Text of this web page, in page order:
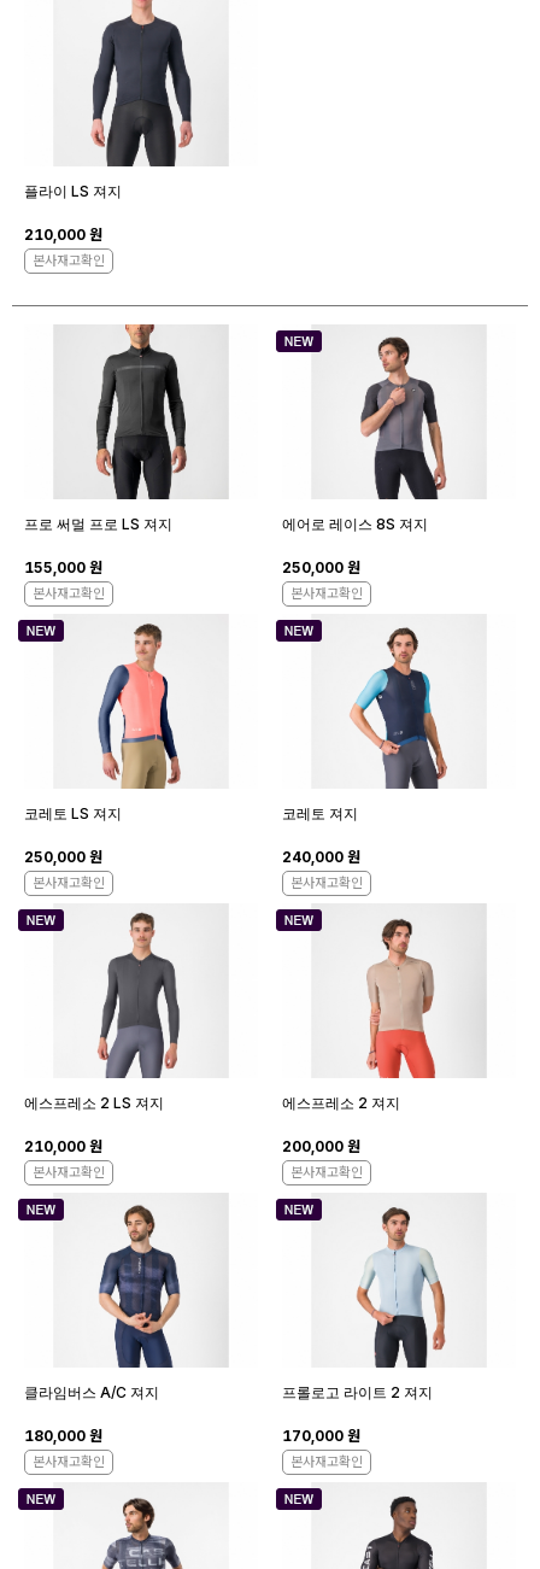
플라이 LS 져지
210,000 원
본사재고확인
프로 써멀 프로 LS 져지
155,000 원
본사재고확인
에어로 레이스 8S 져지
250,000 원
본사재고확인
코레토 LS 져지
250,000 원
본사재고확인
코레토 져지
240,000 원
본사재고확인
에스프레소 2 LS 져지
210,000 원
본사재고확인
에스프레소 2 져지
200,000 원
본사재고확인
클라임버스 A/C 져지
180,000 원
본사재고확인
프롤로고 라이트 2 져지
170,000 원
본사재고확인